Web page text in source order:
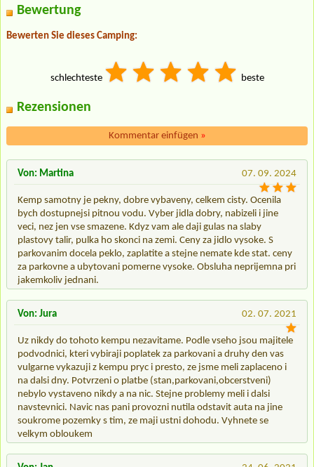
Bewertung
Bewerten Sie dieses Camping:
schlechteste beste
Rezensionen
Kommentar einfügen »
07. 09. 2024
Von: Martina
Kemp samotny je pekny, dobre vybaveny, celkem cisty. Ocenila
bych dostupnejsi pitnou vodu. Vyber jidla dobry, nabizeli i jine
veci, nez jen vse smazene. Kdyz vam ale daji gulas na slaby
plastovy talir, pulka ho skonci na zemi. Ceny za jidlo vysoke. S
parkovanim docela peklo, zaplatite a stejne nemate kde stat. ceny
za parkovne a ubytovani pomerne vysoke. Obsluha neprijemna pri
jakemkoliv jednani.
02. 07. 2021
Von: Jura
Uz nikdy do tohoto kempu nezavitame. Podle vseho jsou majitele
podvodnici, kteri vybiraji poplatek za parkovani a druhy den vas
vulgarne vykazuji z kempu pryc i presto, ze jsme meli zaplaceno i
na dalsi dny. Potvrzeni o platbe (stan,parkovani,obcerstveni)
nebylo vystaveno nikdy a na nic. Stejne problemy meli i dalsi
navstevnici. Navic nas pani provozni nutila odstavit auta na jine
soukrome pozemky s tim, ze maji ustni dohodu. Vyhnete se
velkym obloukem